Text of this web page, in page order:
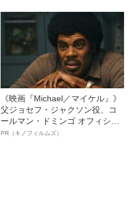
ト”が生み出した徹底ケアとは
《映画『Michael／マイケル』》
父ジョセフ・ジャクソン役、コ
ールマン・ドミンゴ オフィシャ
ルインタビュー“観客を魅了した
PR（キノフィルムズ）